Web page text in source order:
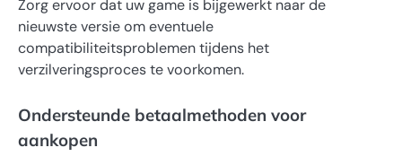
Zorg ervoor dat uw game is bijgewerkt naar de
nieuwste versie om eventuele
compatibiliteitsproblemen tijdens het
verzilveringsproces te voorkomen.
Ondersteunde betaalmethoden voor
aankopen